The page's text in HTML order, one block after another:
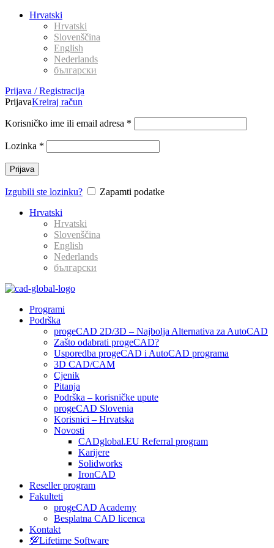
Hrvatski
Hrvatski
Slovenščina
English
Nederlands
български
Prijava / Registracija
PrijavaKreiraj račun
Korisničko ime ili email adresa *
Lozinka *
Prijava
Izgubili ste lozinku?
Zapamti podatke
Hrvatski
Hrvatski
Slovenščina
English
Nederlands
български
Programi
Podrška
progeCAD 2D/3D – Najbolja Alternativa za AutoCAD
Zašto odabrati progeCAD?
Usporedba progeCAD i AutoCAD programa
3D CAD/CAM
Cjenik
Pitanja
Podrška – korisničke upute
progeCAD Slovenia
Korisnici – Hrvatska
Novosti
CADglobal.EU Referral program
Karijere
Solidworks
IronCAD
Reseller program
Fakulteti
progeCAD Academy
Besplatna CAD licenca
Kontakt
💯Lifetime Software